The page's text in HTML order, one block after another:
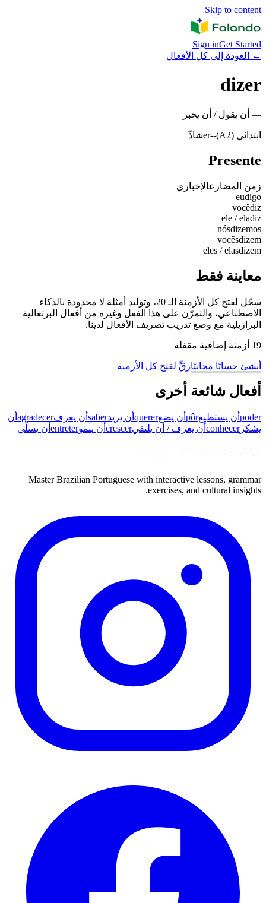
Skip to content
Sign inGet Started
←
العودة إلى كل الأفعال
dizer
— أن يقول / أن يخبر
ابتدائي (A2) -
-er شاذّ
Presente
زمن المضارعالإخباري
eudigo
vocêdiz
ele / eladiz
nósdizemos
vocêsdizem
eles / elasdizem
معاينة فقط
سجّل لفتح كل الأزمنة الـ 20، وتوليد أمثلة لا محدودة بالذكاء
الاصطناعي، والتمرّن على هذا الفعل وغيره من أفعال البرتغالية
البرازيلية مع وضع تدريب تصريف الأفعال لدينا.
19 أزمنة إضافية مقفلة
أنشئ حسابًا مجانيًارقِّ لفتح كل الأزمنة
أفعال شائعة أخرى
poder أن يستطيعpôr أن يضعquerer أن يريدsaber أن يعرفagradecer أن
يشكرconhecer أن يعرف / أن يلتقيcrescer أن ينموentreter أن يسلّي
Master Brazilian Portuguese with interactive lessons, grammar
exercises, and cultural insights.